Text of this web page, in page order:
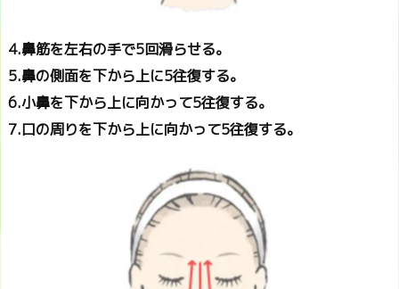
4.鼻筋を左右の手で5回滑らせる。
5.鼻の側面を下から上に5往復する。
6.小鼻を下から上に向かって5往復する。
7.口の周りを下から上に向かって5往復する。